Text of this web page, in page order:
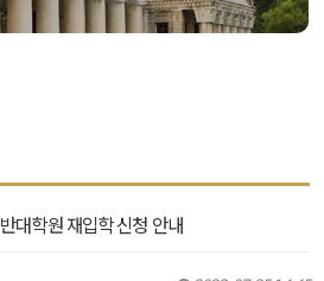
대학원 재입학 신청 안내